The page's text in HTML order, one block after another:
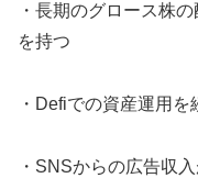
・長期のグロース株
を持つ
・Defiでの資産運用を
・SNSからの広告収